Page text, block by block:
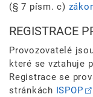
(§ 7 písm. c)
REGISTRACE
Provozovatelé
které se vztahuje
Registrace se
stránkách ISPOP